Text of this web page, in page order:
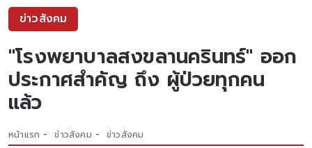
ข่าวสังคม
"โรงพยาบาลสงขลานครินทร์" ออก
ประกาศสำคัญ ถึง ผู้ป่วยทุกคน
แล้ว
หน้าแรก ข่าวสังคม ข่าวสังคม